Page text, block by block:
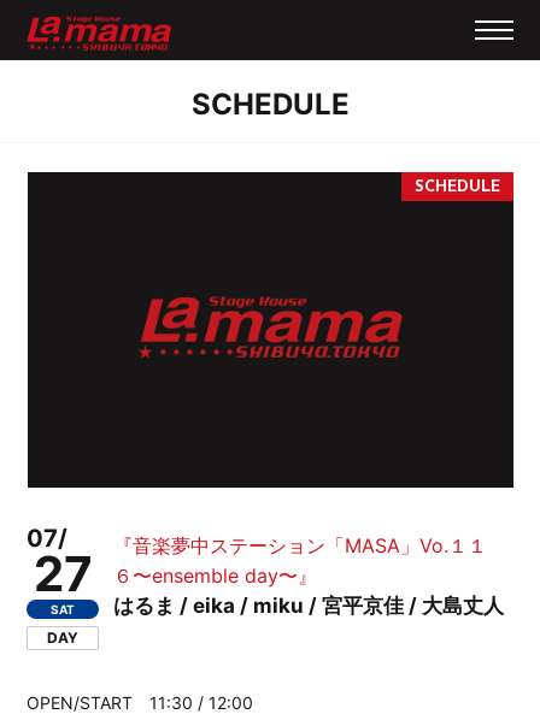
SCHEDULE
07/
27
SAT
DAY
『音楽夢中ステーション「MASA」Vo.１１
６〜ensemble day〜』
はるま / eika / miku / 宮平京佳 / 大島丈人
OPEN/START 11:30 / 12:00